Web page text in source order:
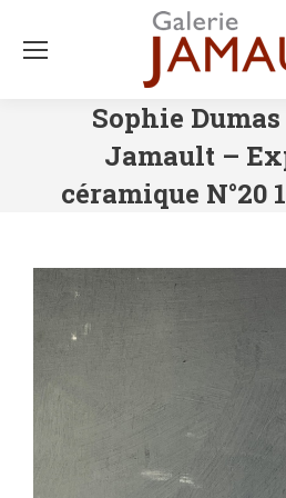
Sophie
Jamault –
céramique N°20